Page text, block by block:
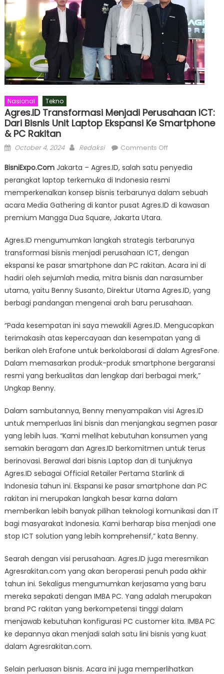
Nasional Tekno
Agres.ID Transformasi Menjadi Perusahaan ICT:
Dari Bisnis Unit Laptop Ekspansi Ke Smartphone
& PC Rakitan
Posted
October 4, 2024 Author
Redaksi Comments Offon
Transformasi
Menjadi
Perusahaan
ICT:
Unit
Laptop
Ekspansi
&
PC
BisniExpo.ComJakarta – Agres.ID, salah satu penyedia
perangkat laptop terkemuka di Indonesia resmi
memperkenalkan konsep bisnis terbarunya dalam sebuah
acara Media Gathering di kantor pusat Agres.ID di kawasan
premium Mangga Dua Square, Jakarta Utara.
Agres.ID mengumumkan langkah strategis terbarunya
transformasi bisnis menjadi perusahaan ICT, dengan
ekspansi ke pasar smartphone dan PC rakitan. Acara ini di
hadiri oleh sejumlah media, mitra bisnis dan narasumber
utama, yaitu Benny Susanto, Direktur Utama Agres.ID, yang
berbagi pandangan mengenai arah baru perusahaan.
“Pada kesempatan ini saya mewakili Agres.ID. Mengucapkan
terimakasih atas kepercayaan dan kesempatan yang di
berikan oleh Erafone untuk berkolaborasi di dalam AgresFone.
Dalam memasarkan produk-produk smartphone bergaransi
resmi yang berkualitas dan lengkap dari berbagai merk,”
Ungkap Benny.
Dalam sambutannya, Benny menyampaikan visi Agres.ID
untuk memperluas lini bisnis dan menjangkau segmen pasar
yang lebih luas. “Kami melihat kebutuhan konsumen yang
semakin beragam dan Agres.ID berkomitmen untuk terus
berinovasi. Berawal dari bisnis Laptop dan di tunjuknya
Agres.ID sebagai Official Retailer Pertama Starlink di
Indonesia tahun ini. Ekspansi ke pasar smartphone dan PC
rakitan ini merupakan langkah besar karna dalam
memberikan lebih banyak pilihan teknologi komunikasi dan IT
bagi masyarakat Indonesia. Kami berharap bisa menjadi one
stop ICT solution yang lebih komprehensif,” kata Benny.
Searah dengan visi perusahaan. Agres.ID juga meresmikan
Agresrakitan.com yang akan beroperasi penuh pada akhir
tahun ini. Sekaligus mengumumkan kerjasama yang baru
mereka sepakati dengan IMBA PC. Yang adalah merupakan
brand PC rakitan yang berkompetensi tinggi dalam
menjawab kebutuhan konfigurasi PC customer kita. IMBA PC
ke depannya akan menjadi salah satu lini bisnis yang kuat
dalam Agresrakitan.com.
Selain perluasan bisnis. Acara ini juga memperlihatkan